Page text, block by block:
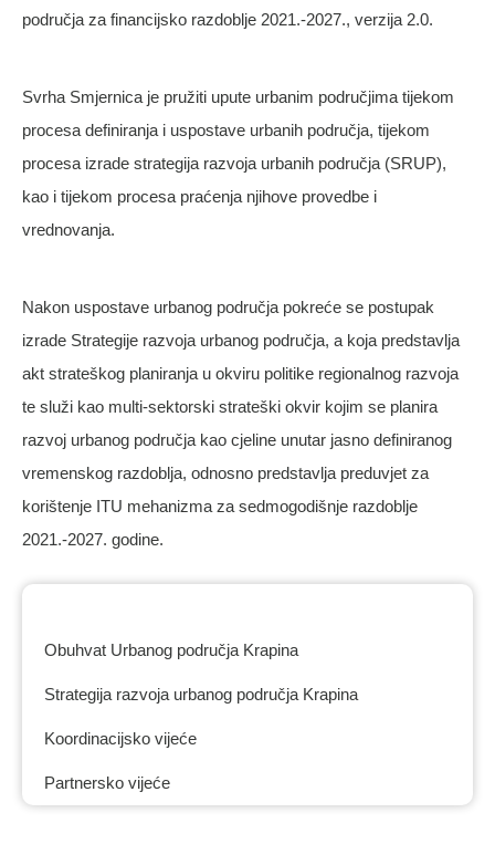
Obuhvat Urbanog područja Krapina
Strategija razvoja urbanog područja Krapina
Koordinacijsko vijeće
Partnersko vijeće
područja za financijsko razdoblje 2021.-2027., verzija 2.0.
Svrha Smjernica je pružiti upute urbanim područjima tijekom
procesa definiranja i uspostave urbanih područja, tijekom
procesa izrade strategija razvoja urbanih područja (SRUP),
kao i tijekom procesa praćenja njihove provedbe i
vrednovanja.
Nakon uspostave urbanog područja pokreće se postupak
izrade Strategije razvoja urbanog područja, a koja predstavlja
akt strateškog planiranja u okviru politike regionalnog razvoja
te služi kao multi-sektorski strateški okvir kojim se planira
razvoj urbanog područja kao cjeline unutar jasno definiranog
vremenskog razdoblja, odnosno predstavlja preduvjet za
korištenje ITU mehanizma za sedmogodišnje razdoblje
2021.-2027. godine.